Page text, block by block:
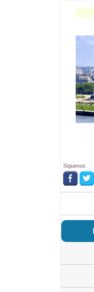
Síguenos: